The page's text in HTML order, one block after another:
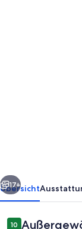
walking
distance,
new
Weiter
17+
Übersicht
Bewertungen
10